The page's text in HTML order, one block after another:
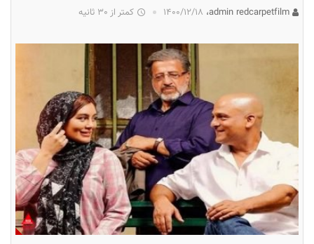
۱۴۰۰/۱۲/۱۸ کمتر از 30 ثانیه